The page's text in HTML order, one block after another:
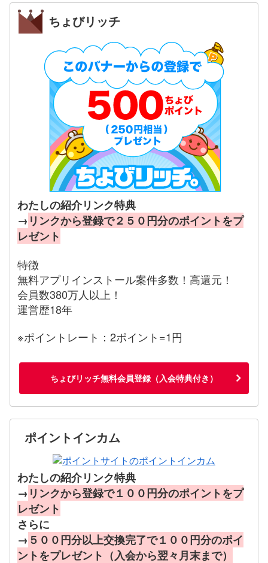
ちょびリッチ
わたしの紹介リンク特典
→ リンクから登録で２５０円分のポイントをプ
レゼント
特徴
無料アプリインストール案件多数！高還元！
会員数380万人以上！
運営歴18年
※ポイントレート：2ポイント=1円
ちょびリッチ無料会員登録（入会特典付き）
ポイントインカム
わたしの紹介リンク特典
→ リンクから登録で１００円分のポイントをプ
レゼント
さらに
→ ５００円分以上交換完了で１００円分のポイ
ントをプレゼント（入会から翌々月末まで）